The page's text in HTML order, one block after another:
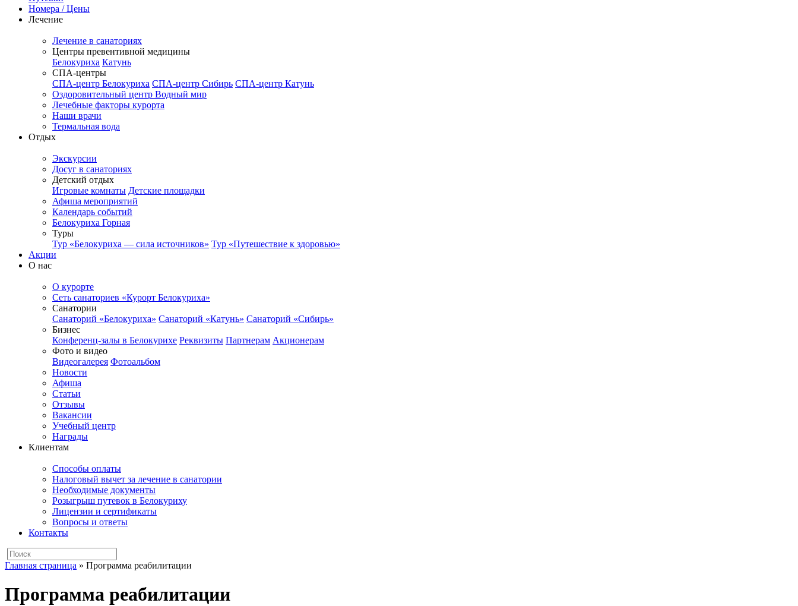
Номера / Цены
Лечение
Лечение в санаториях
Центры превентивной медицины
Белокуриха Катунь
СПА-центры
СПА-центр Белокуриха СПА-центр Сибирь СПА-центр Катунь
Оздоровительный центр Водный мир
Лечебные факторы курорта
Наши врачи
Термальная вода
Отдых
Экскурсии
Досуг в санаториях
Детский отдых
Игровые комнаты Детские площадки
Афиша мероприятий
Календарь событий
Белокуриха Горная
Туры
Тур «Белокуриха — сила источников» Тур «Путешествие к здоровью»
Акции
О нас
О курорте
Сеть санаториев «Курорт Белокуриха»
Санатории
Санаторий «Белокуриха» Санаторий «Катунь» Санаторий «Сибирь»
Бизнес
Конференц-залы в Белокурихе Реквизиты Партнерам Акционерам
Фото и видео
Видеогалерея Фотоальбом
Новости
Афиша
Статьи
Отзывы
Вакансии
Учебный центр
Награды
Клиентам
Способы оплаты
Налоговый вычет за лечение в санатории
Необходимые документы
Розыгрыш путевок в Белокуриху
Лицензии и сертификаты
Вопросы и ответы
Контакты
Главная страница » Программа реабилитации
Программа реабилитации